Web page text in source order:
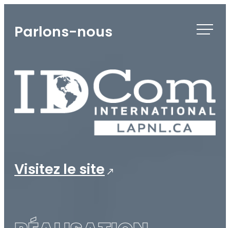
Parlons-nous
Visitez le site